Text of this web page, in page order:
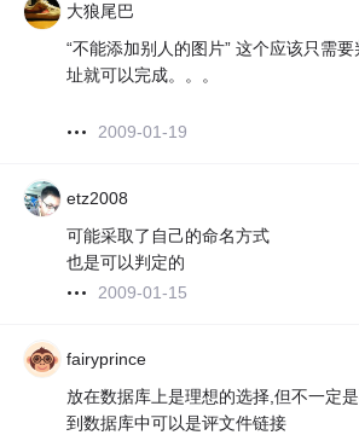
大狼尾巴
“不能添加别人的图片” 这个应该只需
址就可以完成。。。
2009-01-19
etz2008
可能采取了自己的命名方式
也是可以判定的
2009-01-15
fairyprince
放在数据库上是理想的选择,但不一定
到数据库中可以是评文件链接